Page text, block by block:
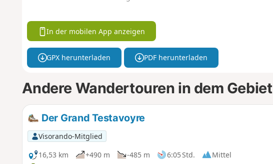
In der mobilen App anzeigen
GPX herunterladen PDF herunterladen
Andere Wandertouren in dem Gebiet
Der Grand Testavoyre
Visorando-Mitglied
16,53 km
+490 m -485 m 6:05 Std.
Mittel